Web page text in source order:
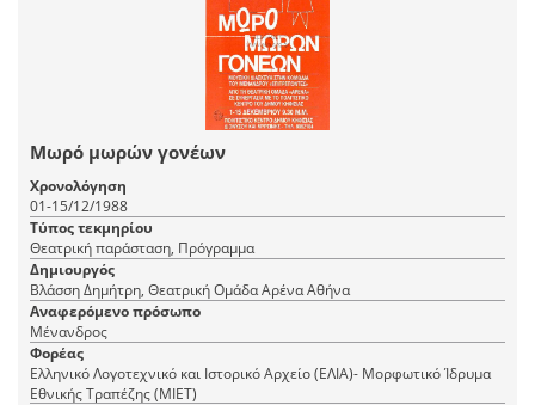
Μωρό μωρών γονέων
Χρονολόγηση
01-15/12/1988
Τύπος τεκμηρίου
Θεατρική παράσταση, Πρόγραμμα
Δημιουργός
Βλάσση Δημήτρη, Θεατρική Ομάδα Αρένα Αθήνα
Αναφερόμενο πρόσωπο
Μένανδρος
Φορέας
Ελληνικό Λογοτεχνικό και Ιστορικό Αρχείο (ΕΛΙΑ)- Μορφωτικό Ίδρυμα
Εθνικής Τραπέζης (ΜΙΕΤ)